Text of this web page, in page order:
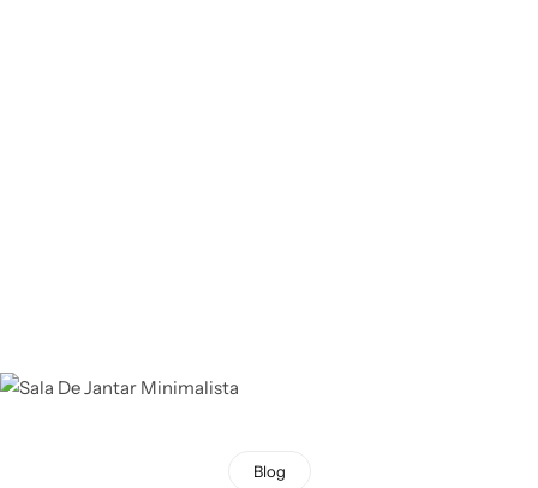
Blog